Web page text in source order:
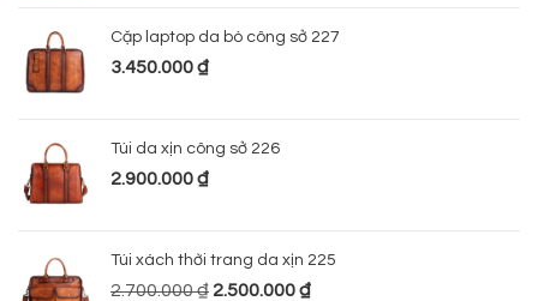
Cặp laptop da bò công sở 227
3.450.000₫
Túi da xịn công sở 226
2.900.000₫
Túi xách thời trang da xịn 225
2.700.000₫ 2.500.000₫